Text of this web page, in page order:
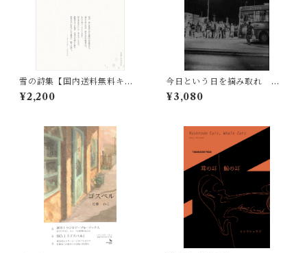
雪の詩集【国内送料無料キャ
ンペーン実施中！】
¥2,200
今日という日を摘み取れ 渋
谷敦志写真集 Carpe Diem
Photographs by Atsushi
¥3,080